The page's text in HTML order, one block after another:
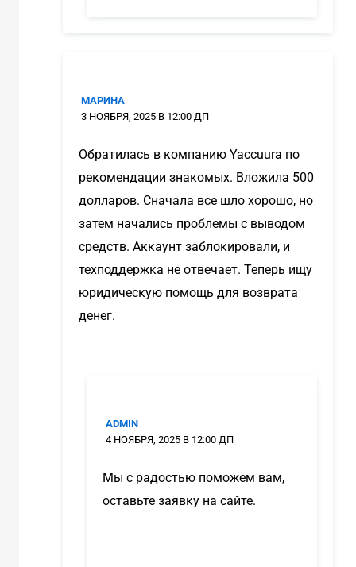
МАРИНА
3 НОЯБРЯ, 2025 В 12:00 ДП
Обратилась в компанию Yaccuura по
рекомендации знакомых. Вложила 500
долларов. Сначала все шло хорошо, но
затем начались проблемы с выводом
средств. Аккаунт заблокировали, и
техподдержка не отвечает. Теперь ищу
юридическую помощь для возврата
денег.
ADMIN
4 НОЯБРЯ, 2025 В 12:00 ДП
Мы с радостью поможем вам,
оставьте заявку на сайте.